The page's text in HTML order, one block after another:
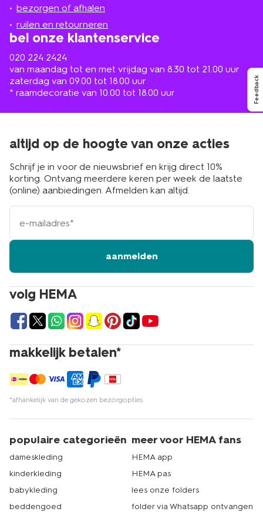
Feedback
bezorgen of afhalen
ruilen en retourneren
bel onze klantenservice
020 224 2424
van maandag tot en met vrijdag van 8.30 tot 21.00 uur
zaterdag van 09.00 tot 18.00 uur
* raamdecoratie van 10.00 tot 18.00 uur
de
buurt
volg HEMA
makkelijk betalen*
*afhankelijk van de gekozen bezorgopties
altijd op de hoogte van onze acties
Schrijf je in voor de nieuwsbrief en krijg direct 10%
korting. Ontvang meerdere keren per week de laatste
(online) aanbiedingen. Afmelden kan altijd.
e-
mailadres
aanmelden
populaire categorieën
dameskleding
kinderkleding
babykleding
beddengoed
meer voor HEMA fans
HEMA app
HEMA pas
lees onze folders
folder via Whatsapp ontvangen